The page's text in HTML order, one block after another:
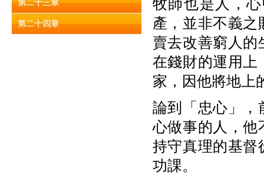
第二十三章
第二十四章
牧師也是人，
產，並非不義
賣去改善窮人的
在錢財的運用上
家，因他將地上
論到「忠心」，
心做事的人，他
持守真理的基督
功課。